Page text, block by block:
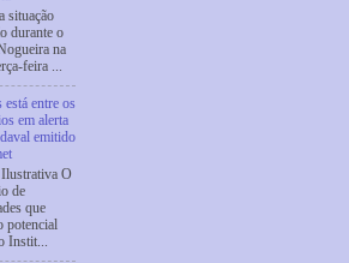
situação
durante o
na
feira ...
está entre os
em alerta
emitido
O
de
que
potencial
Instit...